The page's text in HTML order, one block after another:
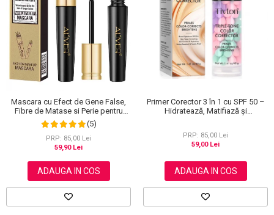
Mascara cu Efect de Gene False,
Fibre de Matase si Perie pentru
Curbare, Aliver 4D Extra Volume,
Waterproof, Negru,10 g
(5)
PRP: 85,00 Lei
59,90 Lei
ADAUGA IN COS
Primer Corector 3 în 1 cu SPF 50 –
Hidratează, Matifiază și
PRP: 85,00 Lei
59,00 Lei
ADAUGA IN COS